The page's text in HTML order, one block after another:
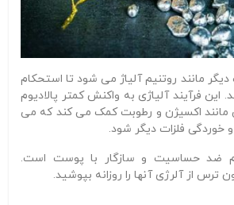
دیگر مانند روتنیم آلیاژ می شود تا استحکام
این فرآیند آلیاژی به واکنش کمتر پالادیوم
مانند اکسیژن و رطوبت کمک می کند که می
خوردگی فلزات دیگر شود.
ضد حساسیت و سازگار با پوست است.
ترس از آلرژی آنها را روزانه بپوشید.